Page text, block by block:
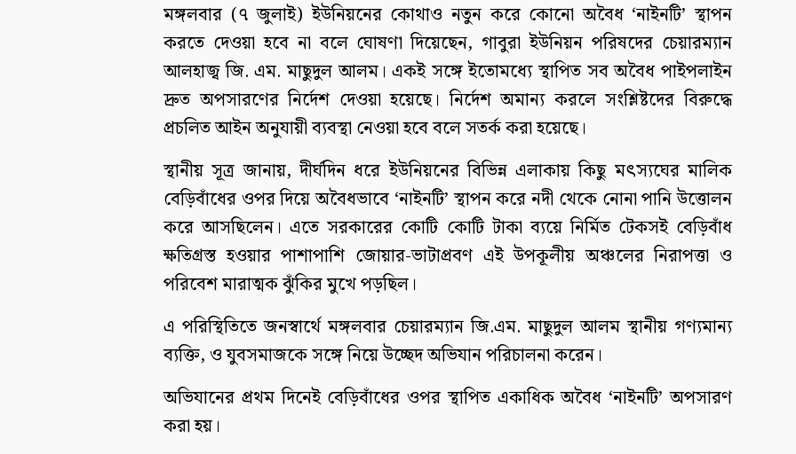
মঙ্গলবার (৭ জুলাই) ইউনিয়নের কোথাও নতুন করে কোনো অবৈধ ‘নাইনটি’ স্থাপন
করতে দেওয়া হবে না বলে ঘোষণা দিয়েছেন, গাবুরা ইউনিয়ন পরিষদের চেয়ারম্যান
আলহাজ্ব জি. এম. মাছুদুল আলম। একই সঙ্গে ইতোমধ্যে স্থাপিত সব অবৈধ পাইপলাইন
দ্রুত অপসারণের নির্দেশ দেওয়া হয়েছে। নির্দেশ অমান্য করলে সংশ্লিষ্টদের বিরুদ্ধে
প্রচলিত আইন অনুযায়ী ব্যবস্থা নেওয়া হবে বলে সতর্ক করা হয়েছে।
স্থানীয় সূত্র জানায়, দীর্ঘদিন ধরে ইউনিয়নের বিভিন্ন এলাকায় কিছু মৎস্যঘের মালিক
বেড়িবাঁধের ওপর দিয়ে অবৈধভাবে ‘নাইনটি’ স্থাপন করে নদী থেকে নোনা পানি উত্তোলন
করে আসছিলেন। এতে সরকারের কোটি কোটি টাকা ব্যয়ে নির্মিত টেকসই বেড়িবাঁধ
ক্ষতিগ্রস্ত হওয়ার পাশাপাশি জোয়ার-ভাটাপ্রবণ এই উপকূলীয় অঞ্চলের নিরাপত্তা ও
পরিবেশ মারাত্মক ঝুঁকির মুখে পড়ছিল।
এ পরিস্থিতিতে জনস্বার্থে মঙ্গলবার চেয়ারম্যান জি.এম. মাছুদুল আলম স্থানীয় গণ্যমান্য
ব্যক্তি, ও যুবসমাজকে সঙ্গে নিয়ে উচ্ছেদ অভিযান পরিচালনা করেন।
অভিযানের প্রথম দিনেই বেড়িবাঁধের ওপর স্থাপিত একাধিক অবৈধ ‘নাইনটি’ অপসারণ
করা হয়।